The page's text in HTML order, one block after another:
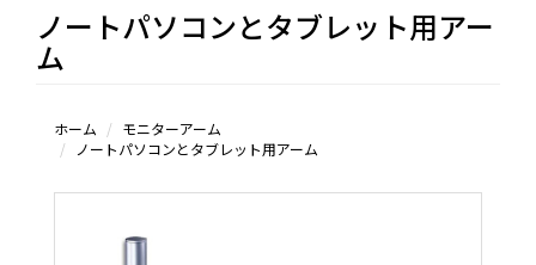
ノートパソコンとタブレット用アー
ム
ホーム
モニターアーム
ノートパソコンとタブレット用アーム